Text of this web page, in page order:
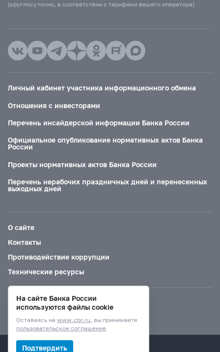
(круглосуточно, в соответствии с тарифами вашего оператора)
Личный кабинет участника информационного обмена
Отношения с инвесторами
Перечень инсайдерской информации Банка России
Официальное опубликование нормативных актов Банка
России
Проекты нормативных актов Банка России
Перечень нерабочих праздничных дней и перенесенных
выходных дней
О сайте
Контакты
Противодействие коррупции
Технические ресурсы
Версия для слабовидящих
© Банк России, 2000–2026.
На сайте Банка России
используются файлы cookie
Оставаясь на www.cbr.ru, вы принимаете
пользовательское соглашение
Подтвердить